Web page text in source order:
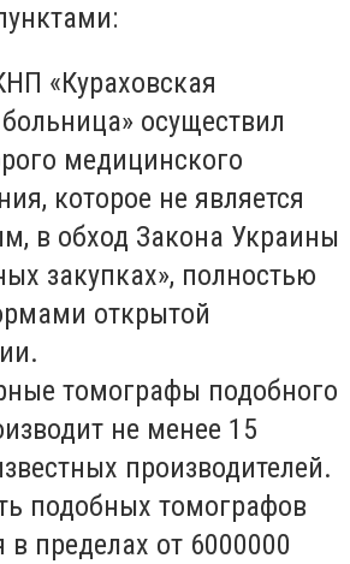
«Кураховская
осуществил
медицинского
которое не является
в обход Закона Украины
закупках», полностью
открытой
томографы подобного
не менее 15
производителей.
подобных томографов
в пределах от 6000000